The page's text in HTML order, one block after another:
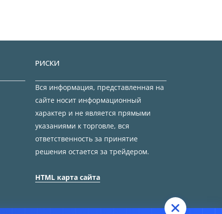
РИСКИ
Вся информация, представленная на
сайте носит информационный
характер и не является прямыми
указаниями к торговле, вся
ответственность за принятие
решения остается за трейдером.
HTML карта сайта